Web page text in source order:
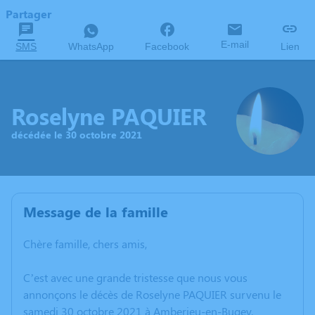
Partager
SMS WhatsApp Facebook E-mail Lien
Roselyne PAQUIER
décédée le 30 octobre 2021
Message de la famille
Chère famille, chers amis,
C’est avec une grande tristesse que nous vous
annonçons le décès de Roselyne PAQUIER survenu le
samedi 30 octobre 2021 à Amberieu-en-Bugey.